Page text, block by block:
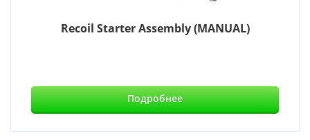
Recoil Starter Assembly (MANUAL)
Подробнее